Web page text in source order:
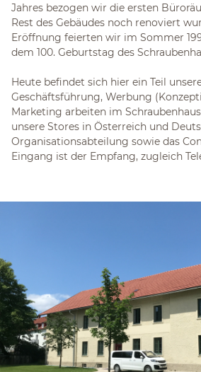
Jahres bezogen wir die ersten
Rest des Gebäudes noch renoviert
Eröffnung feierten wir im Sommer
dem 100. Geburtstag des
Heute befindet sich hier ein Teil
Geschäftsführung, Werbung
Marketing arbeiten im
unsere Stores in Österreich und
Organisationsabteilung sowie das
Eingang ist der Empfang, zugleich